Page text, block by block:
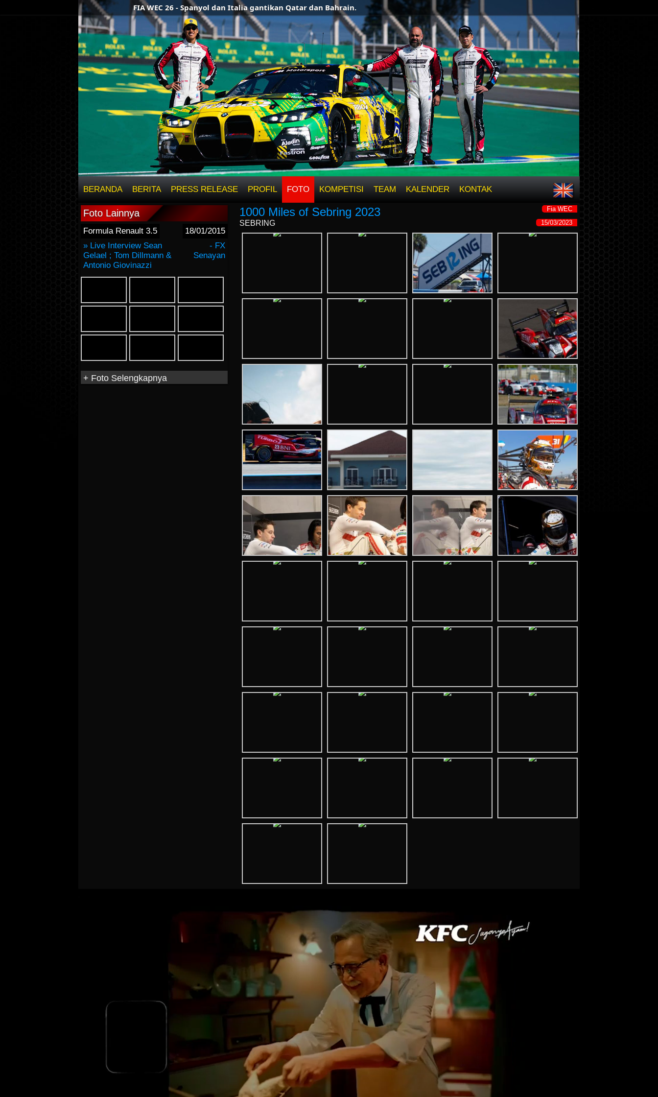
BERANDA BERITA PRESS RELEASE PROFIL FOTO KOMPETISI TEAM KALENDER KONTAK
FIA WEC 26 - Spanyol dan Italia gantikan Qatar dan Bahrain.
Foto Lainnya
Formula Renault 3.5
18/01/2015
» Live Interview Sean
Gelael ; Tom Dillmann &
Antonio Giovinazzi
- FX
Senayan
+ Foto Selengkapnya
1000 Miles of Sebring 2023 Fia WEC
SEBRING 15/03/2023